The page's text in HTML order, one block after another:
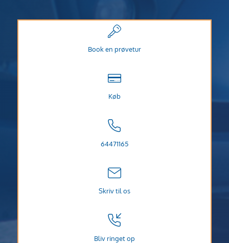
Book en prøvetur
Køb
64471165
Skriv til os
Bliv ringet op